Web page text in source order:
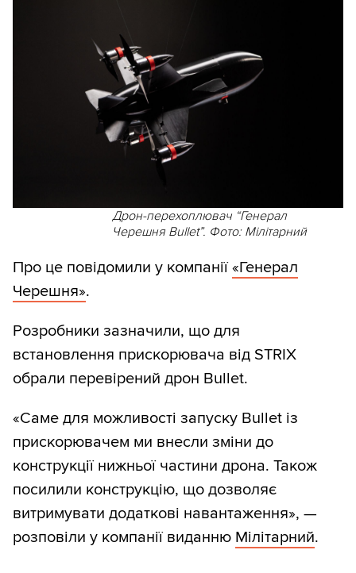
Дрон-перехоплювач “Генерал
Черешня Bullet”. Фото: Мілітарний
Про це повідомили у компанії«Генерал
Черешня».
Розробники зазначили, що для
встановлення прискорювача від STRIX
обрали перевірений дрон Bullet.
«Саме для можливості запуску Bullet із
прискорювачем ми внесли зміни до
конструкції нижньої частини дрона. Також
посилили конструкцію, що дозволяє
витримувати додаткові навантаження», —
розповіли у компанії виданню Мілітарний.